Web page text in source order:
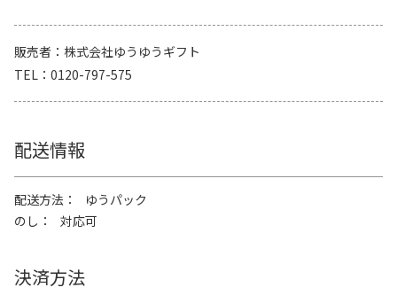
販売者
株式会社ゆうゆうギフト
TEL
0120-797-575
配送情報
配送方法
ゆうパック
のし
対応可
決済方法